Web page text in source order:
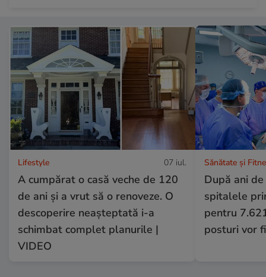
Lifestyle 07 iul.
A cumpărat o casă veche de 120
de ani și a vrut să o renoveze. O
descoperire neașteptată i-a
schimbat complet planurile |
VIDEO
Sănătate și
După ani
spitalele
pentru
posturi vor